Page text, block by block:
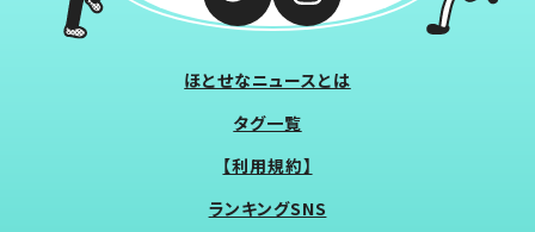
ほとせなニュースとは
タグ一覧
【利用規約】
ランキングSNS